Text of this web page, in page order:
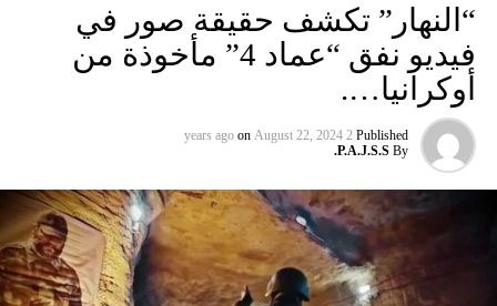
“النهار” تكشف حقيقة صور في
فيديو نفق “عماد 4” مأخوذة من
أوكرانيا….
Published
2 years ago
on August 22, 2024
By
P.A.J.S.S.